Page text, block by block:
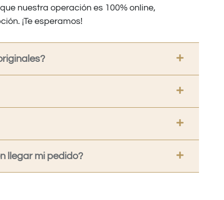
nuestra operación es 100% online,
¡Te esperamos!
llegar mi pedido?